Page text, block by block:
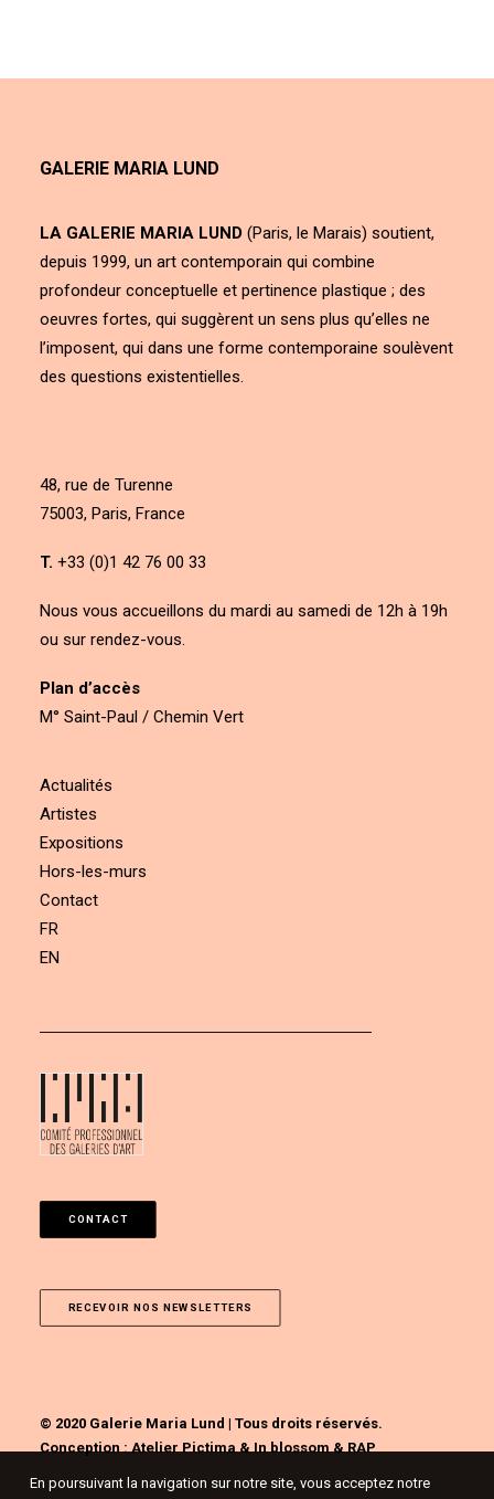
GALERIE MARIA LUND
LA GALERIE MARIA LUND (Paris, le Marais) soutient,
depuis 1999, un art contemporain qui combine
profondeur conceptuelle et pertinence plastique ; des
oeuvres fortes, qui suggèrent un sens plus qu’elles ne
l’imposent, qui dans une forme contemporaine soulèvent
des questions existentielles.
48, rue de Turenne
75003, Paris, France
T. +33 (0)1 42 76 00 33
Nous vous accueillons du mardi au samedi de 12h à 19h
ou sur rendez-vous.
Plan d’accès
M° Saint-Paul / Chemin Vert
Actualités
Artistes
Expositions
Hors-les-murs
Contact
FR
EN
CONTACT
RECEVOIR NOS NEWSLETTERS
© 2020 Galerie Maria Lund | Tous droits réservés.
Conception :Atelier Pictima&In blossom&RAP
En poursuivant la navigation sur notre site, vous acceptez notre